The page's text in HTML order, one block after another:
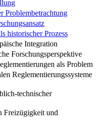
Problembetrachtung
historischer Prozess
Integration
Forschungsperspektive
als Problem
Reglementierungssysteme
technischer
Freizügigkeit und